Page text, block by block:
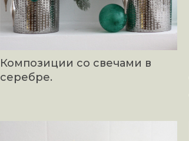
Композиции со свечами в
серебре.